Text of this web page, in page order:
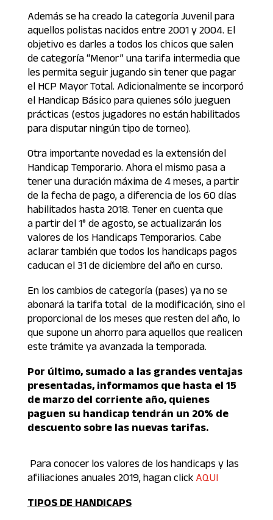
Además se ha creado la categoría Juvenil para
aquellos polistas nacidos entre 2001 y 2004. El
objetivo es darles a todos los chicos que salen
de categoría “Menor” una tarifa intermedia que
les permita seguir jugando sin tener que pagar
el HCP Mayor Total. Adicionalmente se incorporó
el Handicap Básico para quienes sólo jueguen
prácticas (estos jugadores no están habilitados
para disputar ningún tipo de torneo).
Otra importante novedad es la extensión del
Handicap Temporario. Ahora el mismo pasa a
tener una duración máxima de 4 meses, a partir
de la fecha de pago, a diferencia de los 60 días
habilitados hasta 2018. Tener en cuenta que
a partir del 1° de agosto, se actualizarán los
valores de los Handicaps Temporarios. Cabe
aclarar también que todos los handicaps pagos
caducan el 31 de diciembre del año en curso.
En los cambios de categoría (pases) ya no se
abonará la tarifa total de la modificación, sino el
proporcional de los meses que resten del año, lo
que supone un ahorro para aquellos que realicen
este trámite ya avanzada la temporada.
Por último, sumado a las grandes ventajas
presentadas, informamos que hasta el 15
de marzo del corriente año, quienes
paguen su handicap tendrán un 20% de
descuento sobre las nuevas tarifas.
Para conocer los valores de los handicaps y las
afiliaciones anuales 2019, hagan click AQUI
TIPOS DE HANDICAPS